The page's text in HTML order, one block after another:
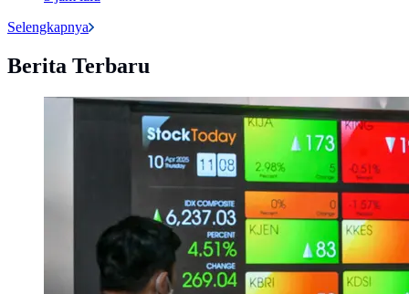
Selengkapnya
Berita Terbaru